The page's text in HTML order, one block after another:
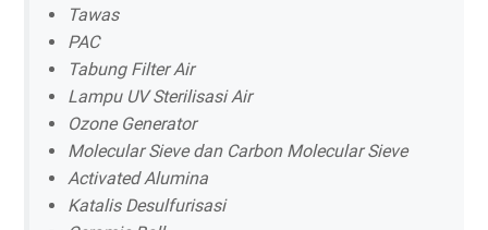
Tawas
PAC
Tabung Filter Air
Lampu UV Sterilisasi Air
Ozone Generator
Molecular Sieve dan Carbon Molecular Sieve
Activated Alumina
Katalis Desulfurisasi